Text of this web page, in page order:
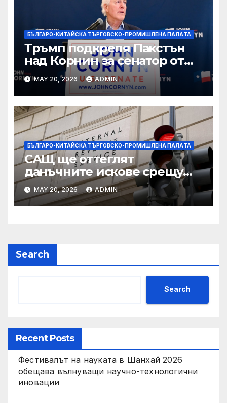
БЪЛГАРО-КИТАЙСКА ТЪРГОВСКО-ПРОМИШЛЕНА ПАЛAТА
Тръмп подкрепя Пакстън
над Корнин за сенатор от
Тексас в шокираща
подкрепа
MAY 20, 2026 ADMIN
БЪЛГАРО-КИТАЙСКА ТЪРГОВСКО-ПРОМИШЛЕНА ПАЛAТА
САЩ ще оттеглят
данъчните искове срещу
Тръмп „завинаги“ в
сделката за съдебно дело с
IRS
MAY 20, 2026 ADMIN
Search
Search
Recent Posts
Фестивалът на науката в Шанхай 2026
обещава вълнуващи научно-технологични
иновации